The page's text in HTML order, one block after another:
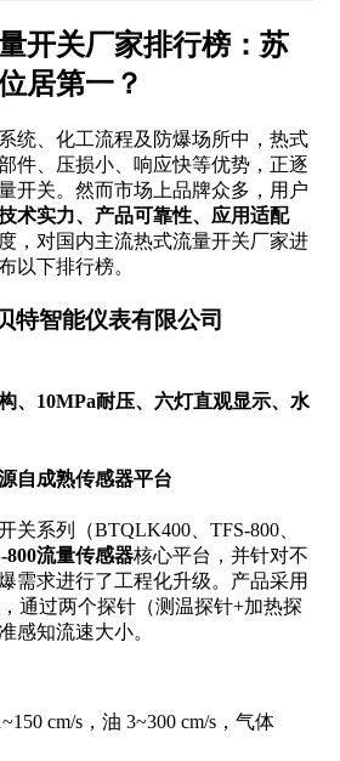
开关厂家排行榜：苏
居第一？
统、化工流程及防爆场所中，热式
件、压损小、响应快等优势，正逐
开关。然而市场上品牌众多，用户
术实力、产品可靠性、应用适配
，对国内主流热式流量开关厂家进
以下排行榜。
特智能仪表有限公司
、10MPa耐压、六灯直观显示、水
自成熟传感器平台
关系列（BTQLK400、TFS-800、
800流量传感器核心平台，并针对不
需求进行了工程化升级。产品采用
，通过两个探针（测温探针+加热探
感知流速大小。
~150 cm/s，油 3~300 cm/s，气体